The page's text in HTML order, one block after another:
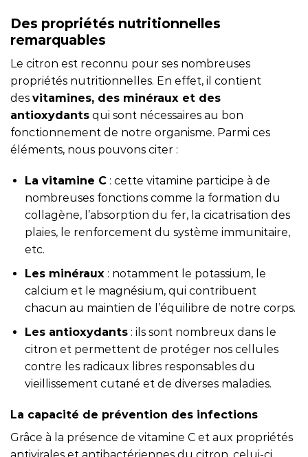
Des propriétés nutritionnelles
remarquables
Le citron est reconnu pour ses nombreuses
propriétés nutritionnelles. En effet, il contient
des vitamines, des minéraux et des
antioxydants qui sont nécessaires au bon
fonctionnement de notre organisme. Parmi ces
éléments, nous pouvons citer :
La vitamine C: cette vitamine participe à de
nombreuses fonctions comme la formation du
collagène, l’absorption du fer, la cicatrisation des
plaies, le renforcement du système immunitaire,
etc.
Les minéraux: notamment le potassium, le
calcium et le magnésium, qui contribuent
chacun au maintien de l’équilibre de notre corps.
Les antioxydants: ils sont nombreux dans le
citron et permettent de protéger nos cellules
contre les radicaux libres responsables du
vieillissement cutané et de diverses maladies.
La capacité de prévention des infections
Grâce à la présence de vitamine C et aux propriétés